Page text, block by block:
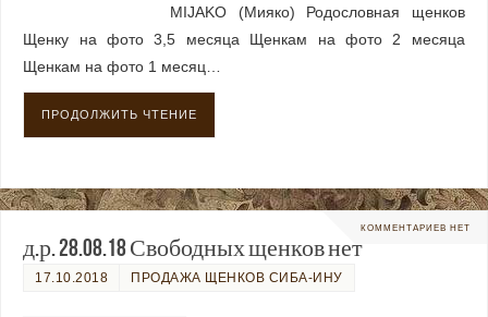
MIJAKO (Мияко) Родословная щенков
Щенку на фото 3,5 месяца Щенкам на фото 2 месяца
Щенкам на фото 1 месяц…
ПРОДОЛЖИТЬ ЧТЕНИЕ
КОММЕНТАРИЕВ НЕТ
д.р. 28.08.18 Свободных щенков нет
17.10.2018 ПРОДАЖА ЩЕНКОВ СИБА-ИНУ